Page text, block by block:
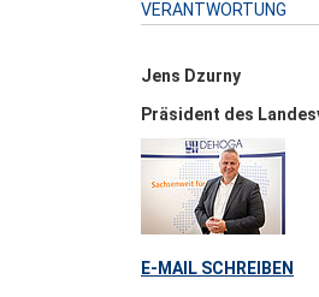
VERANTWORTUNG
Jens Dzurny
Präsident des
E-MAIL SCHREIBEN